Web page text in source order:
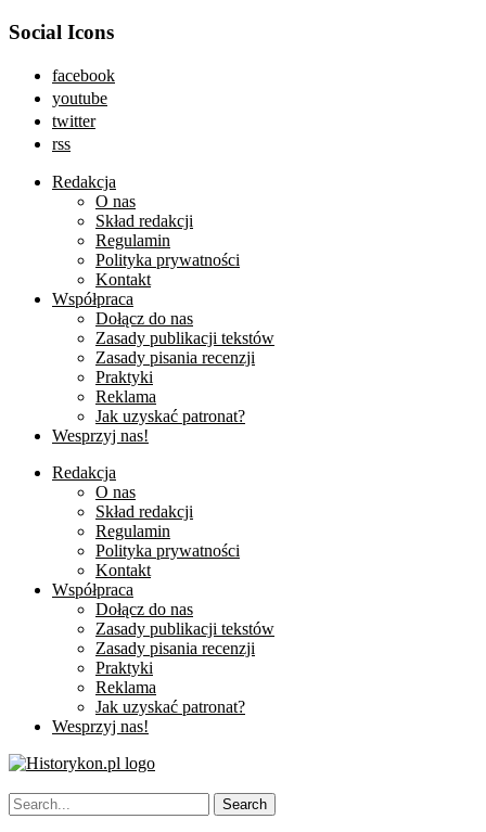
Social Icons
facebook
youtube
twitter
rss
Redakcja
O nas
Skład redakcji
Regulamin
Polityka prywatności
Kontakt
Współpraca
Dołącz do nas
Zasady publikacji tekstów
Zasady pisania recenzji
Praktyki
Reklama
Jak uzyskać patronat?
Wesprzyj nas!
Redakcja
O nas
Skład redakcji
Regulamin
Polityka prywatności
Kontakt
Współpraca
Dołącz do nas
Zasady publikacji tekstów
Zasady pisania recenzji
Praktyki
Reklama
Jak uzyskać patronat?
Wesprzyj nas!